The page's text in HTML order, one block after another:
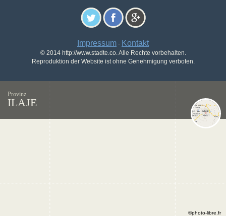
Impressum - Kontakt
© 2014 http://www.stadte.co. Alle Rechte vorbehalten.
Reproduktion der Website ist ohne Genehmigung verboten.
Provinz
ILAJE
©photo-libre.fr